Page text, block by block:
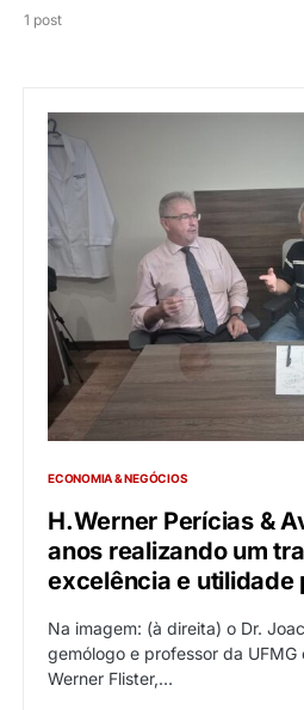
1 post
ECONOMIA & NEGÓCIOS
H.Werner Perícias &
anos realizando um
excelência e utilidade
Na imagem: (à direita) o Dr.
gemólogo e professor da
Werner Flister,…